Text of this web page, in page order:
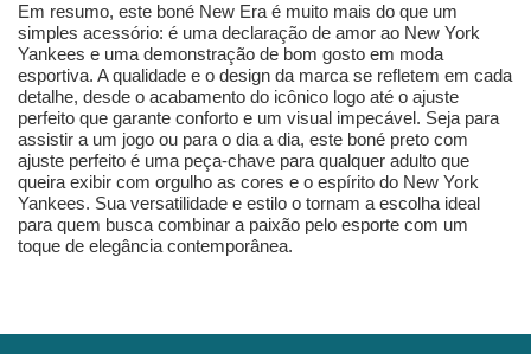
Em resumo, este boné New Era é muito mais do que um
simples acessório: é uma declaração de amor ao New York
Yankees e uma demonstração de bom gosto em moda
esportiva. A qualidade e o design da marca se refletem em cada
detalhe, desde o acabamento do icônico logo até o ajuste
perfeito que garante conforto e um visual impecável. Seja para
assistir a um jogo ou para o dia a dia, este boné preto com
ajuste perfeito é uma peça-chave para qualquer adulto que
queira exibir com orgulho as cores e o espírito do New York
Yankees. Sua versatilidade e estilo o tornam a escolha ideal
para quem busca combinar a paixão pelo esporte com um
toque de elegância contemporânea.